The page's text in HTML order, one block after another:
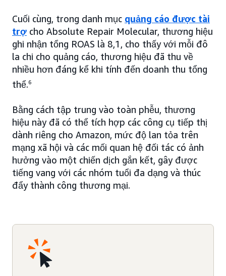
Cuối cùng, trong danh mục quảng cáo được tài
trợ cho Absolute Repair Molecular, thương hiệu
ghi nhận tổng ROAS là 8,1, cho thấy với mỗi đô
la chi cho quảng cáo, thương hiệu đã thu về
nhiều hơn đáng kể khi tính đến doanh thu tổng
thể.6
Bằng cách tập trung vào toàn phễu, thương
hiệu này đã có thể tích hợp các công cụ tiếp thị
dành riêng cho Amazon, mức độ lan tỏa trên
mạng xã hội và các mối quan hệ đối tác có ảnh
hưởng vào một chiến dịch gắn kết, gây được
tiếng vang với các nhóm tuổi đa dạng và thúc
đẩy thành công thương mại.